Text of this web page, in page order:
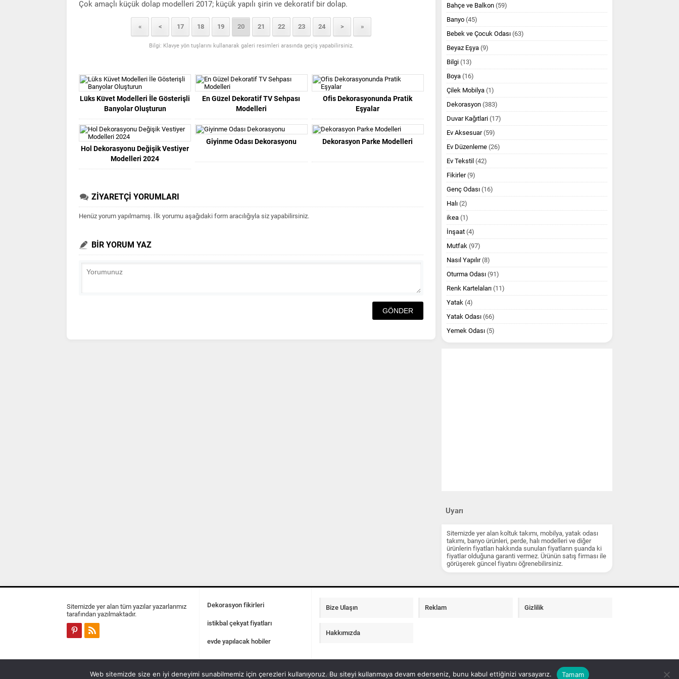
Çok amaçlı küçük dolap modelleri 2017; küçük yapılı şirin ve dekoratif bir dolap.
« < 17 18 19 20 21 22 23 24 > »
Bilgi: Klavye yön tuşlarını kullanarak galeri resimleri arasında geçiş yapabilirsiniz.
Lüks Küvet Modelleri İle Gösterişli
Banyolar Oluşturun
En Güzel Dekoratif TV Sehpası
Modelleri
Ofis Dekorasyonunda Pratik
Eşyalar
Hol Dekorasyonu Değişik Vestiyer
Modelleri 2024
Giyinme Odası Dekorasyonu Dekorasyon Parke Modelleri
ZİYARETÇİ YORUMLARI
Henüz yorum yapılmamış. İlk yorumu aşağıdaki form aracılığıyla siz yapabilirsiniz.
BİR YORUM YAZ
Bahçe ve Balkon (59)
Banyo (45)
Bebek ve Çocuk Odası (63)
Beyaz Eşya (9)
Bilgi (13)
Boya (16)
Çilek Mobilya (1)
Dekorasyon (383)
Duvar Kağıtlari (17)
Ev Aksesuar(59)
Ev Düzenleme (26)
Ev Tekstil (42)
Fikirler(9)
Genç Odası (16)
Halı (2)
ikea (1)
İnşaat (4)
Mutfak (97)
Nasıl Yapılır(8)
Oturma Odası (91)
Renk Kartelaları (11)
Yatak (4)
Yatak Odası (66)
Yemek Odası (5)
Uyarı
Sitemizde yer alan koltuk takımı, mobilya, yatak odası
takımı, banyo ürünleri, perde, halı modelleri ve diğer
ürünlerin fiyatları hakkında sunulan fiyatların şuanda ki
fiyatlar olduğuna garanti vermez. Ürünün satış firması ile
görüşerek güncel fiyatını öğrenebilirsiniz.
Sitemizde yer alan tüm yazılar yazarlarımız
tarafından yazılmaktadır.
Dekorasyon fikirleri
istikbal çekyat fiyatları
evde yapılacak hobiler
Bize Ulaşın Reklam Gizlilik
Hakkımızda
100 m2 ev insaat maliyeti
Web sitemizde size en iyi deneyimi sunabilmemiz için çerezleri kullanıyoruz. Bu siteyi kullanmaya devam ederseniz, bunu kabul ettiğinizi varsayarız. Tamam